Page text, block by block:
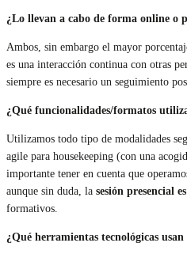
¿Lo llevan a cabo de forma online o
Ambos, sin embargo el mayor
es una interacción continua con otras
siempre es necesario un seguimiento
¿Qué funcionalidades/formatos
Utilizamos todo tipo de modalidades
agile para housekeeping (con una
importante tener en cuenta que
aunque sin duda, la sesión presencial
formativos.
¿Qué herramientas tecnológicas